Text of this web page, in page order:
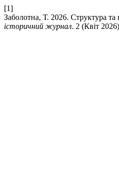
[1]
Заболотна, Т. 2026. Структура
історичний журнал. 2 (Квіт